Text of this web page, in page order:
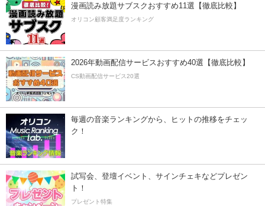
漫画読み放題サブスクおすすめ11選【徹底比較】
オリコン顧客満足度ランキング
2026年動画配信サービスおすすめ40選【徹底比較】
CS動画配信サービス20選
毎週の音楽ランキングから、ヒットの推移をチェッ
ク！
試写会、登壇イベント、サインチェキなどプレゼン
ト！
プレゼント特集